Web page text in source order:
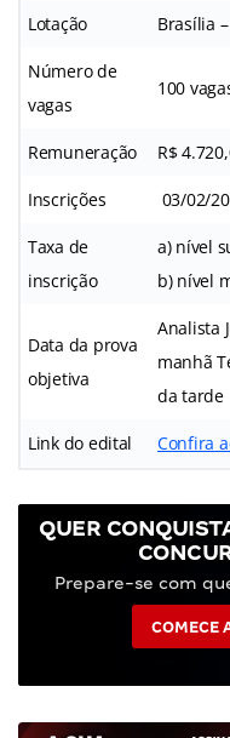
Lotação Brasília
Número de
vagas
100
Remuneração R$
Inscrições 03/02/
Taxa de
inscrição
a) nível
b) nível
Data da prova
objetiva
Analista
manhã
da tarde
Link do edital Confira
QUER
Prepare-se com
COMECE